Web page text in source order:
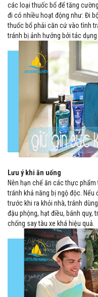
các loại thuốc bổ để tăng
đi có nhiều hoạt động như: Đi
thuốc bổ phải căn cứ vào tình
tránh bị ảnh hưởng bởi tác
Lưu ý khi ăn uống
Nên hạn chế ăn các thực
tránh khả năng bị ngộ độc.
trước khi ra khỏi nhà, tránh
đậu phộng, hạt điều, bánh quy,
chống say tàu xe khá hiệu quả.